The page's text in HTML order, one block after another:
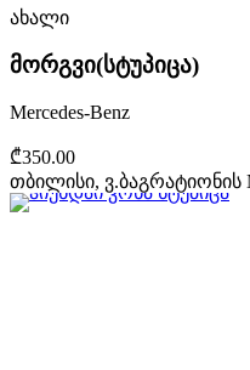
ახალი
მორგვი(სტუპიცა)
Mercedes-Benz
₾350.00
თბილისი, ვ.ბაგრატიონის